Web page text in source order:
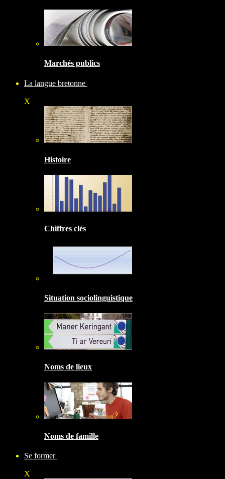
Marchés publics
La langue bretonne
X
Histoire
Chiffres clés
Situation sociolinguistique
Noms de lieux
Noms de famille
Se former
X